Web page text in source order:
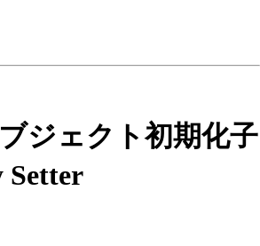
ジェクト初期化子
Setter